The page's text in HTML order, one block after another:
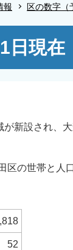
報 区の数字（
日現在
新設され、
区の世帯と人
52